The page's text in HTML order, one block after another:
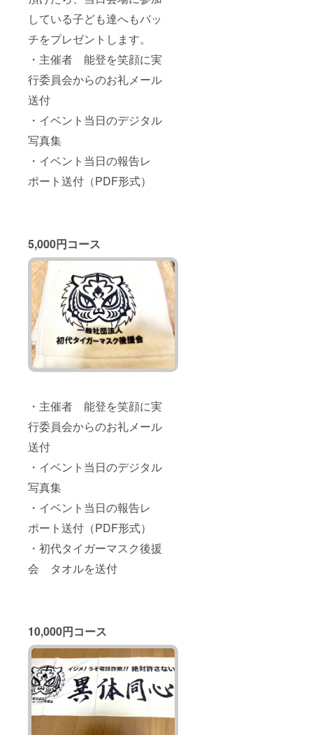
している子ども達へもバッ
チをプレゼントします。
・主催者 能登を笑顔に実
行委員会からのお礼メール
送付
・イベント当日のデジタル
写真集
・イベント当日の報告レ
ポート送付（PDF形式）
5,000円コース
・主催者 能登を笑顔に実
行委員会からのお礼メール
送付
・イベント当日のデジタル
写真集
・イベント当日の報告レ
ポート送付（PDF形式）
・初代タイガーマスク後援
会 タオルを送付
10,000円コース